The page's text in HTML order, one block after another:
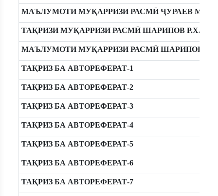
МАЪЛУМОТИ МУҚАРРИЗИ РАСМӢ ҶУРАЕВ М.Н.
ТАҚРИЗИ МУҚАРРИЗИ РАСМӢ ШАРИПОВ Р.Х.
МАЪЛУМОТИ МУҚАРРИЗИ РАСМӢ ШАРИПОВ Р.Х.
ТАҚРИЗ БА АВТОРЕФЕРАТ-1
ТАҚРИЗ БА АВТОРЕФЕРАТ-2
ТАҚРИЗ БА АВТОРЕФЕРАТ-3
ТАҚРИЗ БА АВТОРЕФЕРАТ-4
ТАҚРИЗ БА АВТОРЕФЕРАТ-5
ТАҚРИЗ БА АВТОРЕФЕРАТ-6
ТАҚРИЗ БА АВТОРЕФЕРАТ-7